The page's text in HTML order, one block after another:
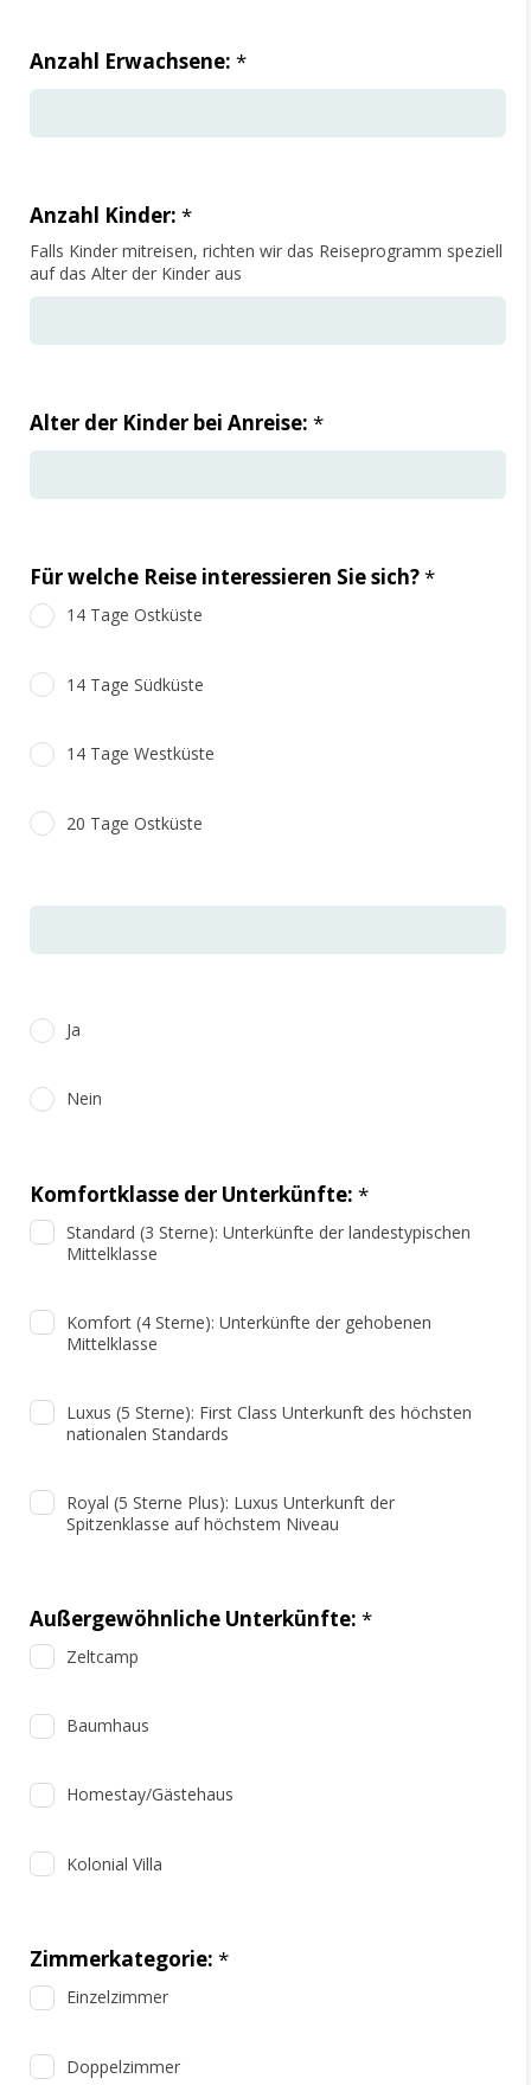
Anzahl Erwachsene: *
Anzahl Kinder: *
Falls Kinder mitreisen, richten wir das Reiseprogramm speziell
auf das Alter der Kinder aus
Alter der Kinder bei Anreise: *
Für welche Reise interessieren Sie sich?*
14 Tage Ostküste
14 Tage Südküste
14 Tage Westküste
20 Tage Ostküste
Ja
Nein
Komfortklasse der Unterkünfte: *
Standard (3 Sterne): Unterkünfte der landestypischen
Mittelklasse
Komfort (4 Sterne): Unterkünfte der gehobenen
Mittelklasse
Luxus (5 Sterne): First Class Unterkunft des höchsten
nationalen Standards
Royal (5 Sterne Plus): Luxus Unterkunft der
Spitzenklasse auf höchstem Niveau
Außergewöhnliche Unterkünfte: *
Zeltcamp
Baumhaus
Homestay/Gästehaus
Kolonial Villa
Zimmerkategorie: *
Einzelzimmer
Doppelzimmer